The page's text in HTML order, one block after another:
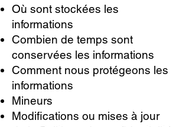
Où sont stockées les
informations
Combien de temps sont
conservées les informations
Comment nous protégeons les
informations
Mineurs
Modifications ou mises à jour